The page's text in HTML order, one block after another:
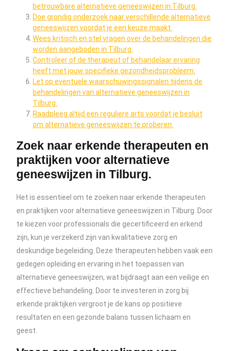
betrouwbare alternatieve geneeswijzen in Tilburg.
Doe grondig onderzoek naar verschillende alternatieve
geneeswijzen voordat je een keuze maakt.
Wees kritisch en stel vragen over de behandelingen die
worden aangeboden in Tilburg.
Controleer of de therapeut of behandelaar ervaring
heeft met jouw specifieke gezondheidsprobleem.
Let op eventuele waarschuwingssignalen tijdens de
behandelingen van alternatieve geneeswijzen in
Tilburg.
Raadpleeg altijd een reguliere arts voordat je besluit
om alternatieve geneeswijzen te proberen.
Zoek naar erkende therapeuten en
praktijken voor alternatieve
geneeswijzen in Tilburg.
Het is essentieel om te zoeken naar erkende therapeuten
en praktijken voor alternatieve geneeswijzen in Tilburg. Door
te kiezen voor professionals die gecertificeerd en erkend
zijn, kun je verzekerd zijn van kwalitatieve zorg en
deskundige begeleiding. Deze therapeuten hebben vaak een
gedegen opleiding en ervaring in het toepassen van
alternatieve geneeswijzen, wat bijdraagt aan een veilige en
effectieve behandeling. Door te investeren in zorg bij
erkende praktijken vergroot je de kans op positieve
resultaten en een gezonde balans tussen lichaam en
geest.